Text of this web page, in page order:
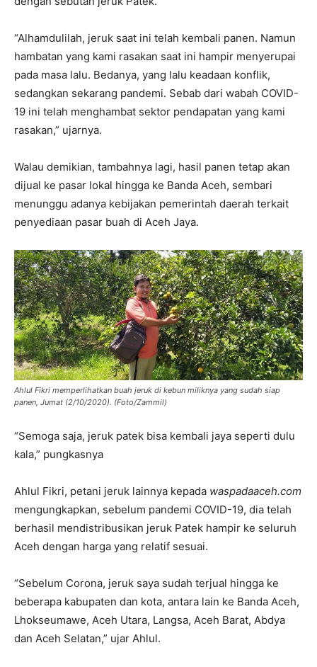
“Alhamdulilah, jeruk saat ini telah kembali panen. Namun
hambatan yang kami rasakan saat ini hampir menyerupai
pada masa lalu. Bedanya, yang lalu keadaan konflik,
sedangkan sekarang pandemi. Sebab dari wabah COVID-
19 ini telah menghambat sektor pendapatan yang kami
rasakan,” ujarnya.
Walau demikian, tambahnya lagi, hasil panen tetap akan
dijual ke pasar lokal hingga ke Banda Aceh, sembari
menunggu adanya kebijakan pemerintah daerah terkait
penyediaan pasar buah di Aceh Jaya.
Ahlul Fikri memperlihatkan buah jeruk di kebun miliknya yang sudah siap
panen, Jumat (2/10/2020). (Foto/Zammil)
“Semoga saja, jeruk patek bisa kembali jaya seperti dulu
kala,” pungkasnya
Ahlul Fikri, petani jeruk lainnya kepada waspadaaceh.com
mengungkapkan, sebelum pandemi COVID-19, dia telah
berhasil mendistribusikan jeruk Patek hampir ke seluruh
Aceh dengan harga yang relatif sesuai.
“Sebelum Corona, jeruk saya sudah terjual hingga ke
beberapa kabupaten dan kota, antara lain ke Banda Aceh,
Lhokseumawe, Aceh Utara, Langsa, Aceh Barat, Abdya
dan Aceh Selatan,” ujar Ahlul.